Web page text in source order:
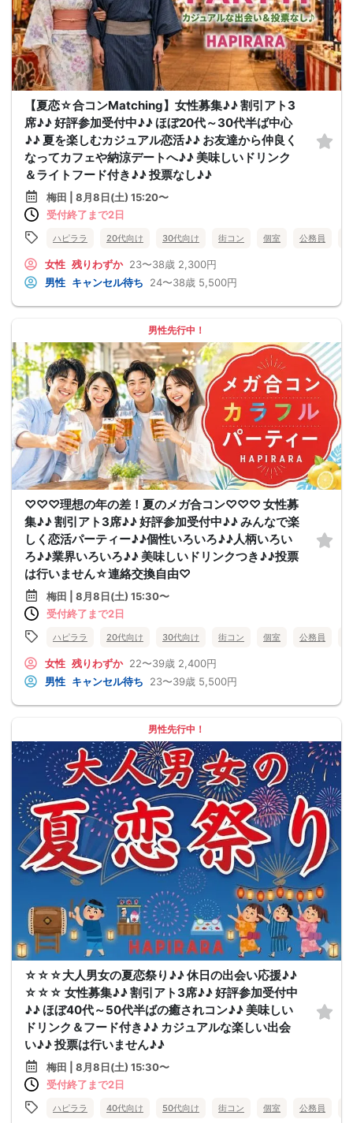
【夏恋☆合コンMatching】女性募集♪♪ 割引アト3
席♪♪ 好評参加受付中♪♪ ほぼ20代～30代半ば中心
♪♪ 夏を楽しむカジュアル恋活♪♪ お友達から仲良く
なってカフェや納涼デートへ♪♪ 美味しいドリンク
＆ライトフード付き♪♪ 投票なし♪♪
梅田 | 8月8日(土) 15:20〜
受付終了まで2日
ハピララ 20代向け 30代向け 街コン 個室 公務員
女性 残りわずか 23〜38歳 2,300円
男性 キャンセル待ち 24〜38歳 5,500円
男性先行中！
♡♡♡理想の年の差！夏のメガ合コン♡♡♡ 女性募
集♪♪ 割引アト3席♪♪ 好評参加受付中♪♪ みんなで楽
しく恋活パーティー♪♪個性いろいろ♪♪人柄いろい
ろ♪♪業界いろいろ♪♪ 美味しいドリンクつき♪♪投票
は行いません☆連絡交換自由♡
梅田 | 8月8日(土) 15:30〜
受付終了まで2日
ハピララ 20代向け 30代向け 街コン 個室 公務員
女性 残りわずか 22〜39歳 2,400円
男性 キャンセル待ち 23〜39歳 5,500円
男性先行中！
☆☆☆大人男女の夏恋祭り♪♪ 休日の出会い応援♪♪
☆☆☆ 女性募集♪♪ 割引アト3席♪♪ 好評参加受付中
♪♪ ほぼ40代～50代半ばの癒されコン♪♪ 美味しい
ドリンク＆フード付き♪♪ カジュアルな楽しい出会
い♪♪ 投票は行いません♪♪
梅田 | 8月8日(土) 15:30〜
受付終了まで2日
ハピララ 40代向け 50代向け 街コン 個室 公務員